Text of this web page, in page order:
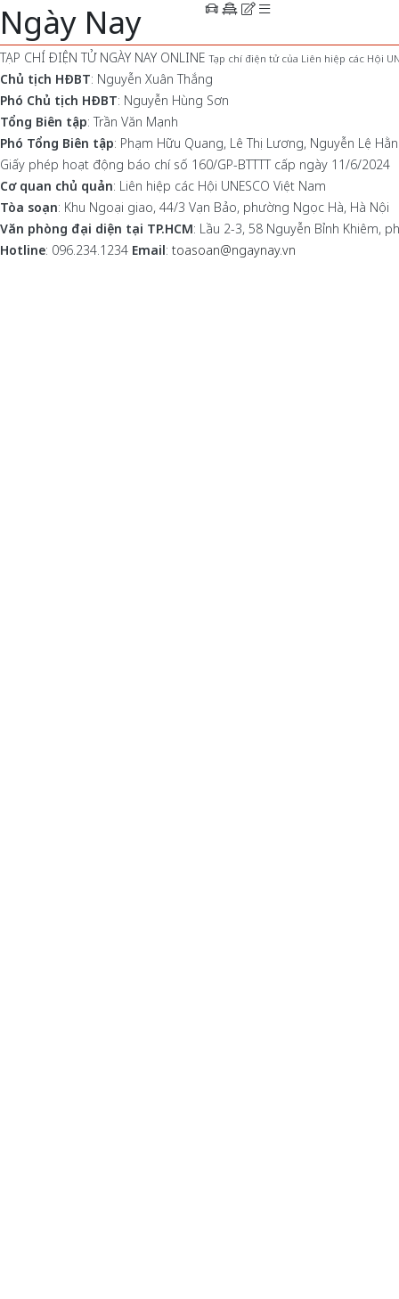
Ngày Nay
TẠP CHÍ ĐIỆN TỬ NGÀY NAY ONLINE Tạp chí điện tử của Liên hiệp các Hội
Chủ tịch HĐBT: Nguyễn Xuân Thắng
Phó Chủ tịch HĐBT: Nguyễn Hùng Sơn
Tổng Biên tập: Trần Văn Mạnh
Phó Tổng Biên tập: Phạm Hữu Quang, Lê Thị Lương, Nguyễn Lệ
Giấy phép hoạt động báo chí số 160/GP-BTTTT cấp ngày 11/6/2024
Cơ quan chủ quản: Liên hiệp các Hội UNESCO Việt Nam
Tòa soạn: Khu Ngoại giao, 44/3 Vạn Bảo, phường Ngọc Hà, Hà Nội
Văn phòng đại diện tại TP.HCM: Lầu 2-3, 58 Nguyễn Bỉnh Khiêm,
Hotline: 096.234.1234 Email: toasoan@ngaynay.vn